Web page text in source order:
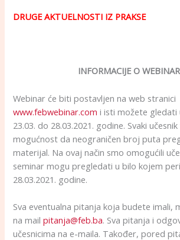
DRUGE AKTUELNOSTI IZ PRAKSE
INFORMACIJE O
Webinar će biti postavljen na web stranici
www.febwebinar.com i isti možete gledati
23.03. do 28.03.2021. godine. Svaki
mogućnost da neograničen broj puta
materijal. Na ovaj način smo omogućili
seminar mogu pregledati u bilo kojem
28.03.2021. godine.
Sva eventualna pitanja koja budete imali,
na mailpitanja@feb.ba. Sva pitanja i
učesnicima na e-maila. Također, pored